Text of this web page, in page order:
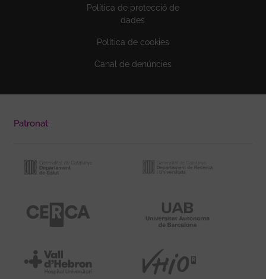
Política de protecció de
dades
Política de cookies
Canal de denúncies
Patronat: